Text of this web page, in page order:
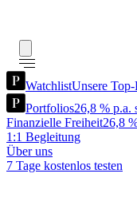
WatchlistUnsere
Portfolios26,8 % p.a.
Finanzielle Freiheit26,8
1:1 Begleitung
Über uns
7 Tage kostenlos testen